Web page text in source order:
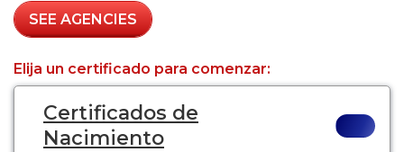
SEE AGENCIES
Elija un certificado para comenzar:
Certificados de
Nacimiento